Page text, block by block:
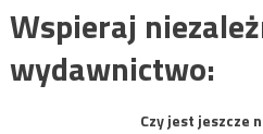
Wspieraj
wydawnictwo:
Czy jest jeszcze